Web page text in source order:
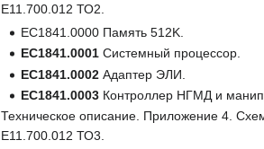
Е11.700.012 ТО2.
ЕС1841.0000 Память 512K.
ЕС1841.0001 Системный процессор.
ЕС1841.0002 Адаптер ЭЛИ.
ЕС1841.0003 Контроллер НГМД и
Техническое описание. Приложение 4.
Е11.700.012 ТО3.